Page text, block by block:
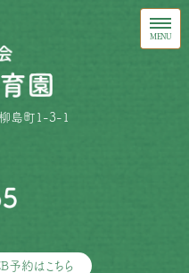
島町1-3-1
予約はこちら